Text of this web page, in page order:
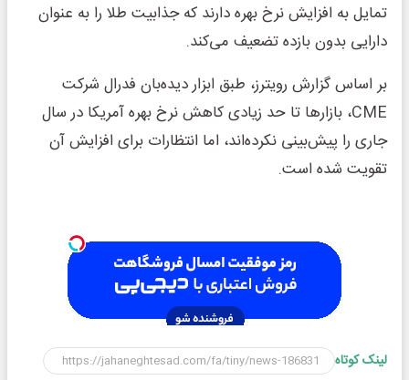
تمایل به افزایش نرخ بهره دارند که جذابیت طلا را به عنوان
دارایی بدون بازده تضعیف می‌کند.
بر اساس گزارش رویترز، طبق ابزار دیده‌بان فدرال شرکت
CME، بازارها تا حد زیادی کاهش نرخ بهره آمریکا در سال
جاری را پیش‌بینی نکرده‌اند، اما انتظارات برای افزایش آن
تقویت شده است.
لینک کوتاه